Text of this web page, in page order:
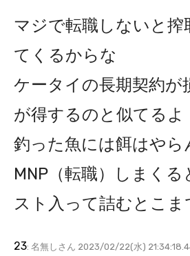
マジで転職しないと搾
てくるからな
ケータイの長期契約が
が得するのと似てるよ
釣った魚には餌はやら
MNP（転職）しまくる
スト入って詰むとこま
23: 名無しさん 2023/02/22(水)